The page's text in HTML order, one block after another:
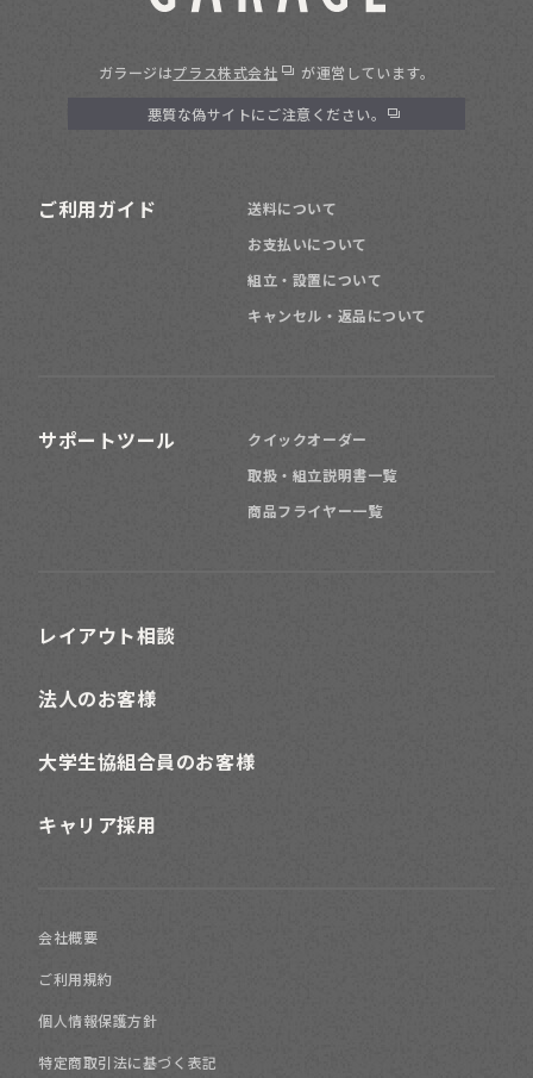
ガラージはプラス株式会社 が運営しています。
悪質な偽サイトにご注意ください。
ご利用ガイド
送料について
お支払いについて
組立・設置について
キャンセル・返品について
サポートツール
クイックオーダー
取扱・組立説明書一覧
商品フライヤー一覧
レイアウト相談
法人のお客様
大学生協組合員のお客様
キャリア採用
会社概要
ご利用規約
個人情報保護方針
特定商取引法に基づく表記